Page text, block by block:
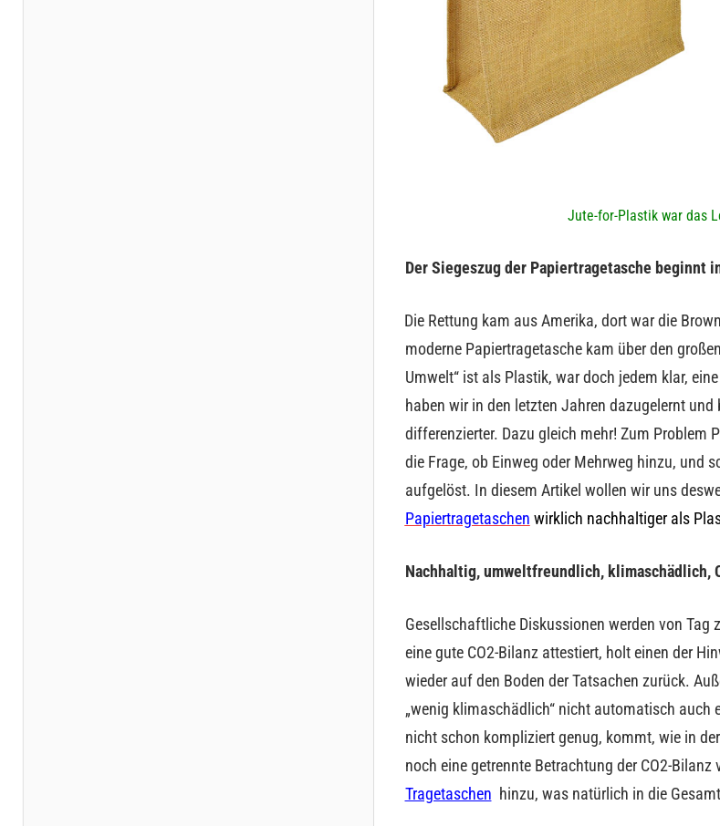
Jute-for-Plastik war das
Der Siegeszug der Papiertragetasche beginnt
Die Rettung kam aus Amerika, dort war die
moderne Papiertragetasche kam über den
Umwelt“ ist als Plastik, war doch jedem klar,
haben wir in den letzten Jahren dazugelernt und
differenzierter. Dazu gleich mehr! Zum Problem
die Frage, ob Einweg oder Mehrweg hinzu, und
aufgelöst. In diesem Artikel wollen wir uns
Papiertragetaschen wirklich nachhaltiger als
Nachhaltig, umweltfreundlich, klimaschädlich,
Gesellschaftliche Diskussionen werden von
eine gute CO2-Bilanz attestiert, holt einen der
wieder auf den Boden der Tatsachen zurück.
„wenig klimaschädlich“ nicht automatisch auch
nicht schon kompliziert genug, kommt, wie in
noch eine getrennte Betrachtung der CO2-
Tragetaschen hinzu, was natürlich in die